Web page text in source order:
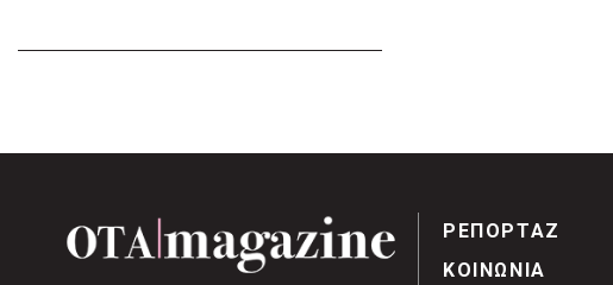
ΡΕΠΟΡΤΑΖ
ΚΟΙΝΩΝΙΑ